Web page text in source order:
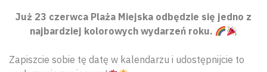
Już 23 czerwca Plaża Miejska odbędzie się jedno z
najbardziej kolorowych wydarzeń roku.
Zapiszcie sobie tę datę w kalendarzu i udostępnijcie to